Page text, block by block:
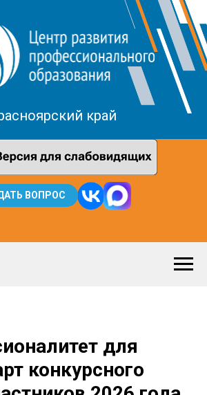
край
ВОПРОС
для
конкурсного